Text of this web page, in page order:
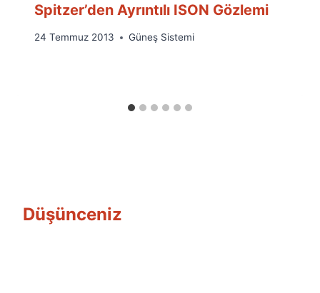
Spitzer’den Ayrıntılı ISON Gözlemi
By
24 Temmuz 2013 Güneş Sistemi
Düşünceniz